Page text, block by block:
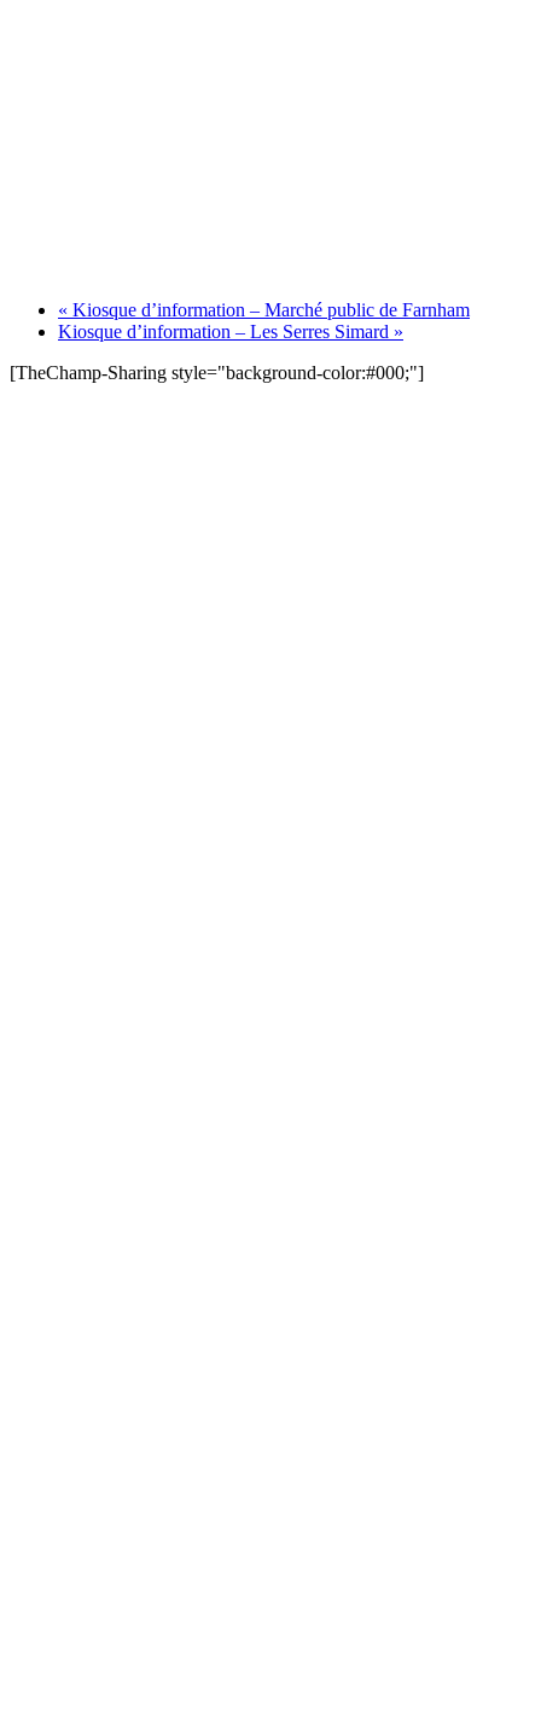
« Kiosque d’information – Marché public de Farnham
Kiosque d’information – Les Serres Simard »
[TheChamp-Sharing style="background-color:#000;"]